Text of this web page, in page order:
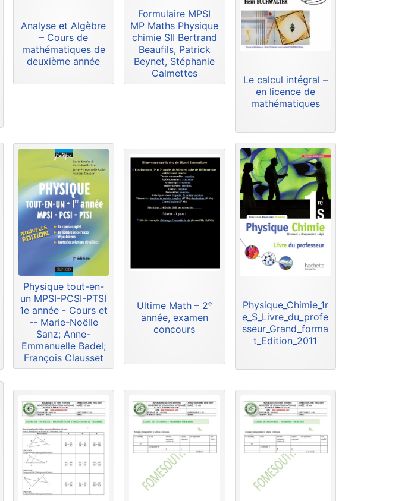
Analyse et Algèbre
– Cours de
mathématiques de
deuxième année
Formulaire MPSI
MP Maths Physique
chimie SII Bertrand
Beaufils, Patrick
Beynet, Stéphanie
Calmettes
Le calcul intégral –
en licence de
mathématiques
Physique tout-en-
un MPSI-PCSI-PTSI
1e année - Cours et
-- Marie-Noëlle
Sanz; Anne-
Emmanuelle Badel;
François Clausset
Ultime Math – 2ᵉ
année, examen
concours
Physique_Chimie_1r
e_S_Livre_du_profe
sseur_Grand_forma
t_Edition_2011